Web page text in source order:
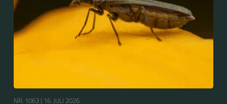
NR. 1063 | 16. JULI 2026